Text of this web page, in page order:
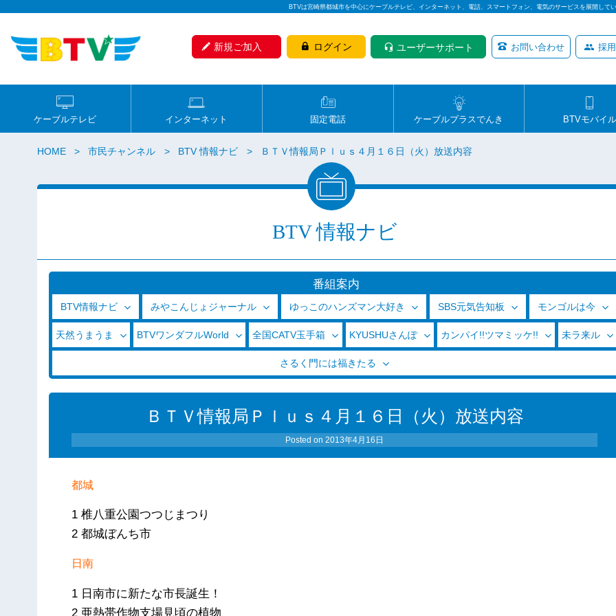
BTVは宮崎県都城市を中心にケーブルテレビ、インターネット、電話、スマートフォン、電気のサービスを展開して
新規ご加入 ログイン ユーザーサポート お問い合わせ 採
ケーブルテレビ インターネット 固定電話 ケーブルプラスでんき BTVモバイ
HOME 市民チャンネル BTV 情報ナビ ＢＴＶ情報局Ｐｌｕｓ４月１６日（火）放送内容
BTV 情報ナビ
番組案内
BTV情報ナビ みやこんじょジャーナル ゆっこのハンズマン大好き SBS元気告知板 モンゴルは今
天然うまうま BTVワンダフルWorld 全国CATV玉手箱 KYUSHUさんぽ カンパイ!!ツマミッケ!! 未ラ来ル
さるく門には福きたる
ＢＴＶ情報局Ｐｌｕｓ４月１６日（火）放送内容
Posted on2013年4月16日
都城
1 椎八重公園つつじまつり
2 都城ぼんち市
日南
1 日南市に新たな市長誕生！
2 亜熱帯作物支場見頃の植物